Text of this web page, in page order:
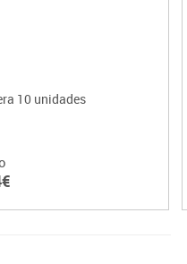
10 unidades